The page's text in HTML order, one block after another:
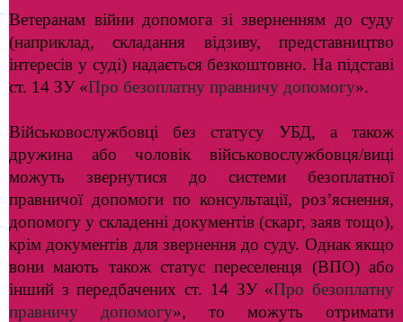
Ветеранам війни допомога зі зверненням до суду
(наприклад, складання відзиву, представництво
інтересів у суді) надається безкоштовно. На підставі
ст. 14 ЗУ «Про безоплатну правничу допомогу».
Військовослужбовці без статусу УБД, а також
дружина або чоловік військовослужбовця/виці
можуть звернутися до системи безоплатної
правничої допомоги по консультації, роз’яснення,
допомогу у складенні документів (скарг, заяв тощо),
крім документів для звернення до суду. Однак якщо
вони мають також статус переселенця (ВПО) або
інший з передбачених ст. 14 ЗУ «Про безоплатну
правничу допомогу», то можуть отримати